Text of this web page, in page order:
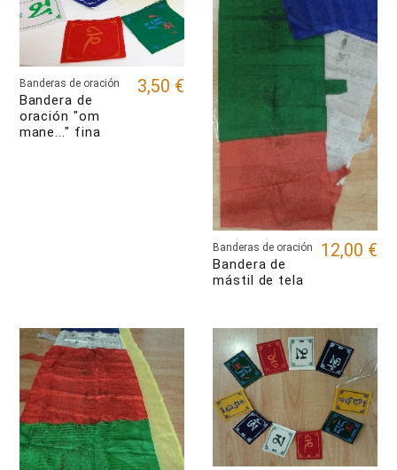
Banderas de oración
Bandera de
oración "om
mane..." fina
3,50 €
Banderas de oración
Bandera de
mástil de tela
12,00 €